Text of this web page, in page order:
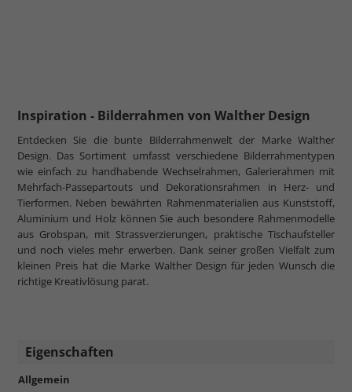
Inspiration - Bilderrahmen von Walther Design
Entdecken Sie die bunte Bilderrahmenwelt der Marke Walther
Design. Das Sortiment umfasst verschiedene Bilderrahmentypen
wie einfach zu handhabende Wechselrahmen, Galerierahmen mit
Mehrfach-Passepartouts und Dekorationsrahmen in Herz- und
Tierformen. Neben bewährten Rahmenmaterialien aus Kunststoff,
Aluminium und Holz können Sie auch besondere Rahmenmodelle
aus Grobspan, mit Strassverzierungen, praktische Tischaufsteller
und noch vieles mehr erwerben. Dank seiner großen Vielfalt zum
kleinen Preis hat die Marke Walther Design für jeden Wunsch die
richtige Kreativlösung parat.
Eigenschaften
Allgemein